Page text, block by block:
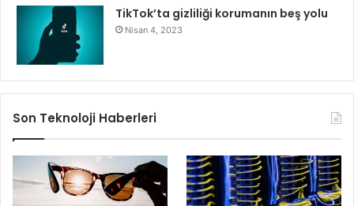
TikTok’ta gizliliği korumanın beş yolu
Nisan 4, 2023
Son Teknoloji Haberleri